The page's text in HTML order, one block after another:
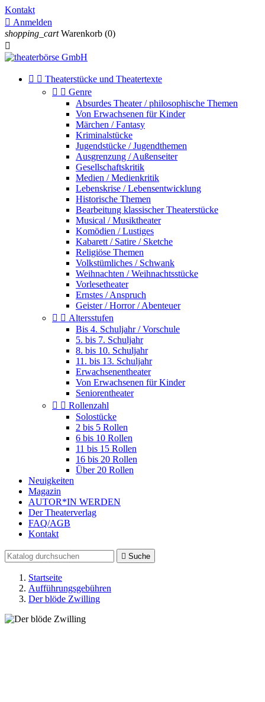
Kontakt
 Anmelden
shopping_cart Warenkorb (0)

  Theaterstücke und Theatertexte
  Genre
Absurdes Theater / philosophische Themen
Von Erwachsenen für Kinder
Märchen / Fantasy
Kriminalstücke
Jugendstücke / Jugendthemen
Ausgrenzung / Außenseiter
Gesellschaftskritik
Medien / Medienkritik
Lebenskrise / Lebensentwicklung
Historische Themen
Bearbeitung klassischer Theaterstücke
Musical / Musiktheater
Komödien / Lustiges
Kabarett / Satire / Sketche
Religiöse Themen
Volkstümliches / Schwank
Weihnachten / Weihnachtsstücke
Vorlesetheater
Ernstes / Anspruch
Geister / Horror / Abenteuer
  Altersstufen
Bis 4. Schuljahr / Vorschule
5. bis 7. Schuljahr
8. bis 10. Schuljahr
11. bis 13. Schuljahr
Erwachsenentheater
Von Erwachsenen für Kinder
Seniorentheater
  Rollenzahl
Solostücke
2 bis 5 Rollen
6 bis 10 Rollen
11 bis 15 Rollen
16 bis 20 Rollen
Über 20 Rollen
Neuigkeiten
Magazin
AUTOR*IN WERDEN
Der Theaterverlag
FAQ/AGB
Kontakt
 Suche
Startseite
Aufführungsgebühren
Der blöde Zwilling